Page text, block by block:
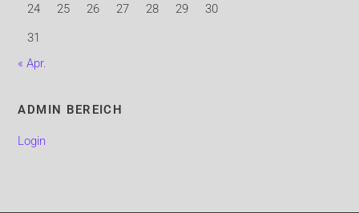
24
25 26 27 28 29
30
31
« Apr.
ADMIN BEREICH
Login